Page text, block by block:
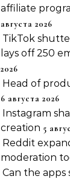
affiliate
августа 2026
TikTok
lays off 250
2026
Head of
6 августа 2026
Instagram
creation 5
Reddit
moderation
Can the apps